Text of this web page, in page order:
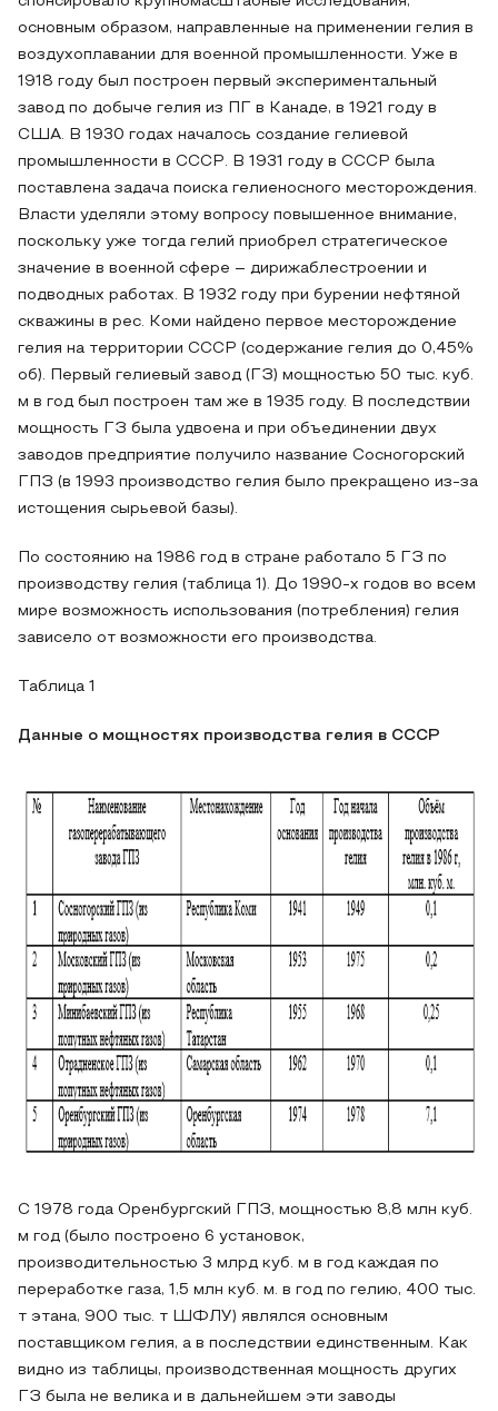
основным образом, направленные на применении гелия в
воздухоплавании для военной промышленности. Уже в
1918 году был построен первый экспериментальный
завод по добыче гелия из ПГ в Канаде, в 1921 году в
США. В 1930 годах началось создание гелиевой
промышленности в СССР. В 1931 году в СССР была
поставлена задача поиска гелиеносного месторождения.
Власти уделяли этому вопросу повышенное внимание,
поскольку уже тогда гелий приобрел стратегическое
значение в военной сфере – дирижаблестроении и
подводных работах. В 1932 году при бурении нефтяной
скважины в рес. Коми найдено первое месторождение
гелия на территории СССР (содержание гелия до 0,45%
об). Первый гелиевый завод (ГЗ) мощностью 50 тыс. куб.
м в год был построен там же в 1935 году. В последствии
мощность ГЗ была удвоена и при объединении двух
заводов предприятие получило название Сосногорский
ГПЗ (в 1993 производство гелия было прекращено из-за
истощения сырьевой базы).
По состоянию на 1986 год в стране работало 5 ГЗ по
производству гелия (таблица 1). До 1990-х годов во всем
мире возможность использования (потребления) гелия
зависело от возможности его производства.
Таблица 1
Данные о мощностях производства гелия в СССР
С 1978 года Оренбургский ГПЗ, мощностью 8,8 млн куб.
м год (было построено 6 установок,
производительностью 3 млрд куб. м в год каждая по
переработке газа, 1,5 млн куб. м. в год по гелию, 400 тыс.
т этана, 900 тыс. т ШФЛУ) являлся основным
поставщиком гелия, а в последствии единственным. Как
видно из таблицы, производственная мощность других
ГЗ была не велика и в дальнейшем эти заводы